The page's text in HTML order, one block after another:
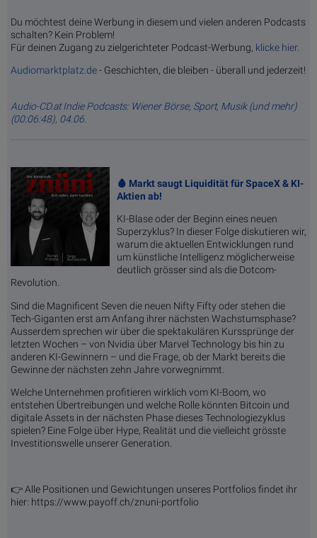
Du möchtest deine Werbung in diesem und vielen anderen Podcasts
schalten? Kein Problem!
Für deinen Zugang zu zielgerichteter Podcast-Werbung, klicke hier.
Audiomarktplatz.de- Geschichten, die bleiben - überall und jederzeit!
Audio-CD.at Indie Podcasts: Wiener Börse, Sport, Musik (und mehr)
(00:06:48), 04.06.
🩸 Markt saugt Liquidität für SpaceX & KI-
Aktien ab!
KI-Blase oder der Beginn eines neuen
Superzyklus? In dieser Folge diskutieren wir,
warum die aktuellen Entwicklungen rund
um künstliche Intelligenz möglicherweise
deutlich grösser sind als die Dotcom-
Revolution.
Sind die Magnificent Seven die neuen Nifty Fifty oder stehen die
Tech-Giganten erst am Anfang ihrer nächsten Wachstumsphase?
Ausserdem sprechen wir über die spektakulären Kurssprünge der
letzten Wochen – von Nvidia über Marvel Technology bis hin zu
anderen KI-Gewinnern – und die Frage, ob der Markt bereits die
Gewinne der nächsten zehn Jahre vorwegnimmt.
Welche Unternehmen profitieren wirklich vom KI-Boom, wo
entstehen Übertreibungen und welche Rolle könnten Bitcoin und
digitale Assets in der nächsten Phase dieses Technologiezyklus
spielen? Eine Folge über Hype, Realität und die vielleicht grösste
Investitionswelle unserer Generation.
👉 Alle Positionen und Gewichtungen unseres Portfolios findet ihr
hier: https://www.payoff.ch/znuni-portfolio